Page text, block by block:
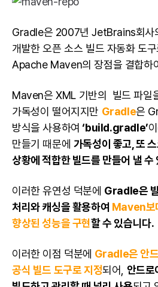
Gradle은 2007년 JetBrains회
개발한오픈 소스 빌드 자동화 도
Apache Maven의 장점을 결합하
Maven은 XML 기반의 빌드 파일
가독성이 떨어지지만 Gradle은
방식을 사용하여 ‘build.gradle’
만들기 때문에 가독성이 좋고, 또
상황에 적합한 빌드를 만들어 낼 수
이러한 유연성 덕분에 Gradle은
처리와 캐싱을 활용하여 Maven보
향상된 성능을 구현할 수 있습니다.
이러한 이점 덕분에 Gradle은안
공식 빌드 도구로 지정되어, 안드로